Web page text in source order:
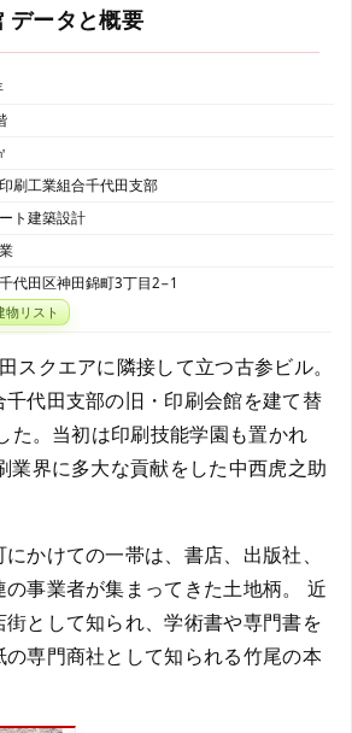
データと概要
刷工業組合千代田支部
ト建築設計
代田区神田錦町3丁目2−1
物リスト
スクエアに隣接して立つ古参ビル。
代田支部の旧・印刷会館を建て替
た。当初は印刷技能学園も置かれ
業界に多大な貢献をした中西虎之助
かけての一帯は、書店、出版社、
事業者が集まってきた土地柄。 近
街として知られ、学術書や専門書を
専門商社として知られる竹尾の本